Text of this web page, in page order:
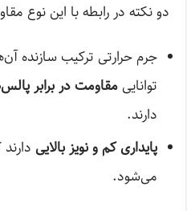
دو نکته در رابطه با این نوع
جرم حرارتی ترکیب سازنده
تواناییمقاومت در برابر
دارند.
پایداری کم و نویز بالایی
می‌شود.